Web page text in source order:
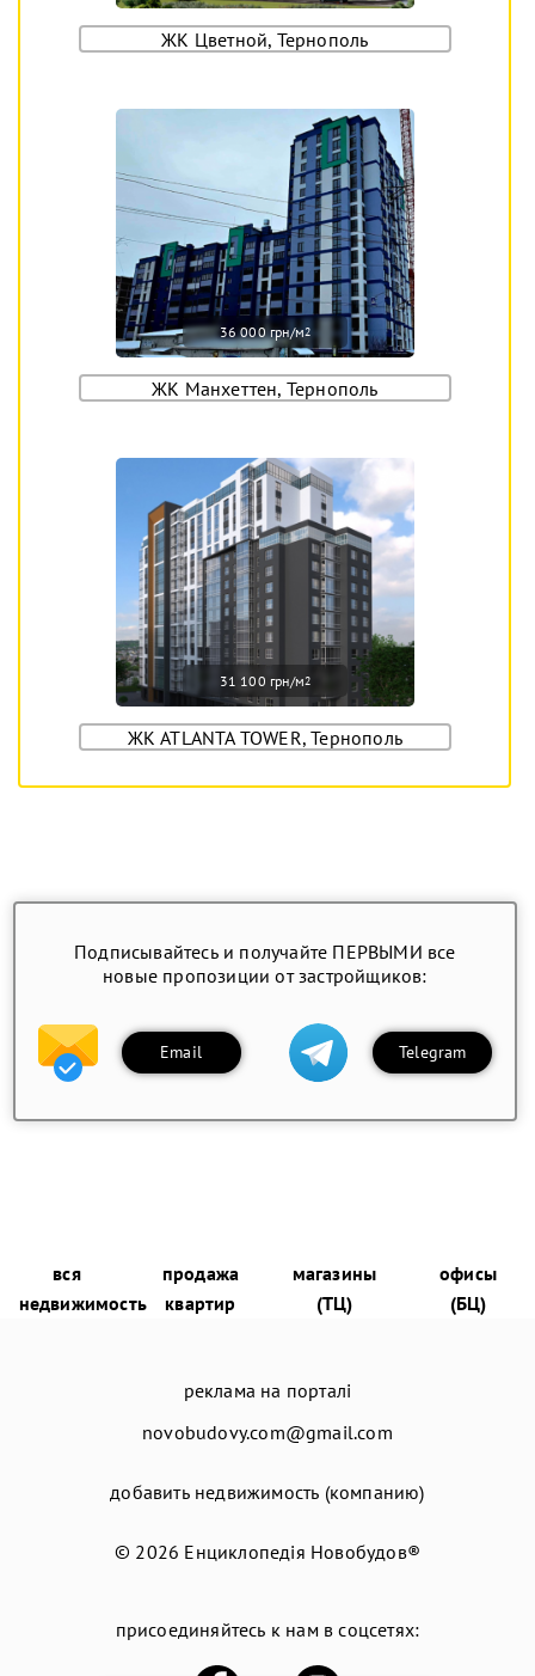
ЖК Цветной, Тернополь
36 000 грн/м2
ЖК Манхеттен, Тернополь
31 100 грн/м2
ЖК ATLANTA TOWER, Тернополь
Подписывайтесь и получайте ПЕРВЫМИ все
новые пропозиции от застройщиков:
Email Telegram
вся
недвижимость
продажа
квартир
магазины
(ТЦ)
офисы
(БЦ)
реклама на порталі
novobudovy.com@gmail.com
добавить недвижимость (компанию)
© 2026 Енциклопедія Новобудов®
присоединяйтесь к нам в соцсетях: